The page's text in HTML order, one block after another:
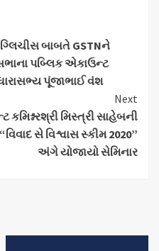
બાબતે GSTNને
પબ્લિક એકાઉન્ટ
પૂંજાભાઈ વંશ
Next
મિસ્ત્રી સાહેબની
સે વિશ્વાસ સ્કીમ 2020”
અંગે યોજાયો સેમિનાર